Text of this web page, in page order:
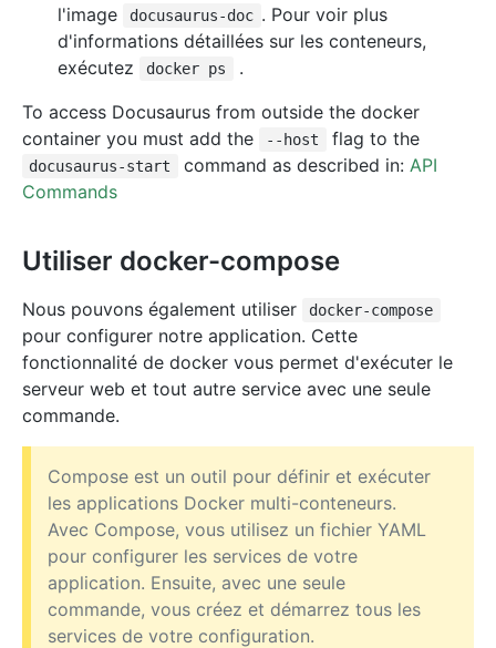
l'image
docusaurus-doc . Pour voir plus
d'informations détaillées sur les conteneurs,
exécutez
docker ps
.
To access Docusaurus from outside the docker
container you must add the
--host flag to the
docusaurus-start command as described in: API
Commands
Utiliser docker-compose
Nous pouvons également utiliser docker-compose
pour configurer notre application. Cette
fonctionnalité de docker vous permet d'exécuter le
serveur web et tout autre service avec une seule
commande.
Compose est un outil pour définir et exécuter
les applications Docker multi-conteneurs.
Avec Compose, vous utilisez un fichier YAML
pour configurer les services de votre
application. Ensuite, avec une seule
commande, vous créez et démarrez tous les
services de votre configuration.